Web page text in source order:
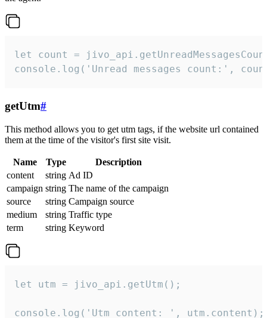
let count =
console.log('Unread messages count:',
getUtm#
This method allows you to get utm tags, if the website url contained
them at the time of the visitor's first site visit.
Name Type
Description
content
string Ad ID
campaign string The name of the campaign
source
string Campaign source
medium
string Traffic type
term
string Keyword
let utm = jivo_api.getUtm();
console.log('Utm content: ', utm.content);